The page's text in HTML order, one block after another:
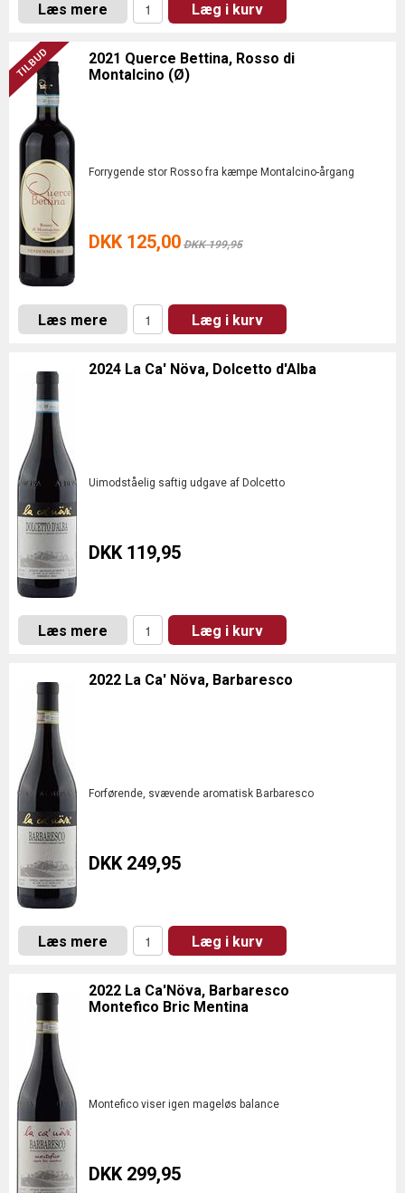
Læs mere Læg i kurv
2021 Querce Bettina, Rosso di
Montalcino (Ø)
Forrygende stor Rosso fra kæmpe Montalcino-årgang
DKK 125,00 DKK 199,95
Læs mere Læg i kurv
2024 La Ca' Növa, Dolcetto d'Alba
Uimodståelig saftig udgave af Dolcetto
DKK 119,95
Læs mere Læg i kurv
2022 La Ca' Növa, Barbaresco
Forførende, svævende aromatisk Barbaresco
DKK 249,95
Læs mere Læg i kurv
2022 La Ca'Növa, Barbaresco
Montefico Bric Mentina
Montefico viser igen mageløs balance
DKK 299,95